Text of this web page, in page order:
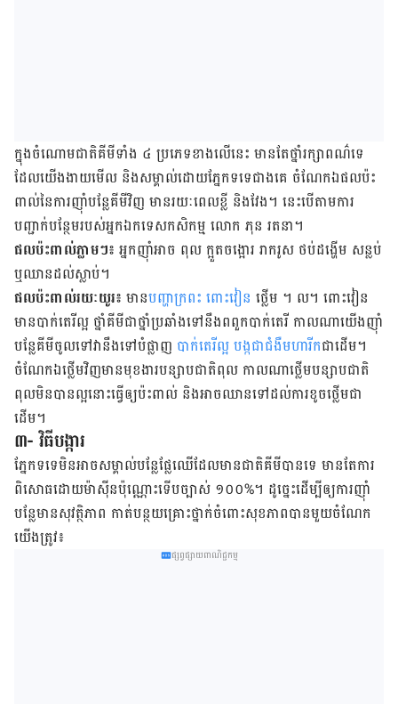
ក្នុង​ចំណោម​ជាតិ​គីមី​ទាំង ៤ ប្រភេទ​ខាង​លើ​នេះ មាន​តែ​ថ្នាំ​រក្សា​ពណ៌​ទេ
ដែល​យើង​ងាយ​មើល និង​សម្គាល់​ដោយ​ភ្នែក​ទទេ​ជាង​គេ ចំណែក​ឯ​ផល​ប៉ះ
ពាល់​នៃ​ការ​ញ៉ាំ​បន្លែ​គីមីវិញ មាន​រយៈពេល​ខ្លី និង​វែង។ នេះ​បើ​តាម​ការ​
បញ្ជាក់​បន្ថែម​របស់​អ្នក​ឯកទេស​កសិកម្ម លោក ភុន រតនា។
ផល​ប៉ះពាល់​ភ្លាមៗ៖ អ្នក​ញ៉ាំអាច ពុល ក្អួតចង្អោរ រាករូស ថប់ដង្ហើម សន្លប់
ឬ​ឈាន​ដល់​ស្លាប់។
ផល​ប៉ះពាល់​រយៈយូរ៖ មាន​បញ្ហា​ក្រពះ ពោះវៀន ថ្លើម ។ ល។ ពោះវៀន​
មាន​បាក់​តេរី​ល្អ ថ្នាំ​គីមី​ជា​ថ្នាំ​ប្រឆាំង​ទៅ​នឹង​ពពួក​បាក់​តេរី កាលណា​យើង​ញ៉ាំ​
បន្លែ​គីមី​ចូល​ទៅវានឹងទៅបំផ្លាញ បាក់តេរី​ល្អ​បង្ក​ជា​ជំងឺ​មហារីក​ជាដើម។
ចំណែក​ឯ​ថ្លើម​វិញ​មាន​មុខងារ​បន្សាប​ជាតិពុល កាលណាថ្លើម​បន្សាប​ជាតិ​
ពុល​មិនបានល្អនោះធ្វើឲ្យប៉ះពាល់ និង​អាច​ឈាន​ទៅ​ដល់​ការ​ខូចថ្លើម​ជា​
ដើម។
៣- វិធីបង្ការ
ភ្នែក​ទទេ​មិន​អាច​សម្គាល់​បន្លែ​ផ្លែឈើ​ដែល​មាន​ជាតិ​គីមី​បាន​ទេ មាន​តែ​ការ​
ពិសោធ​ដោយ​ម៉ាស៊ីន​ប៉ុណ្ណោះ​ទើប​ច្បាស់ ១០០%។ ដូច្នេះ​ដើម្បី​ឲ្យ​ការ​ញ៉ាំ​
បន្លែ​មាន​សុវត្ថិភាព កាត់​បន្ថយ​គ្រោះថ្នាក់​ចំពោះ​សុខភាព​បាន​មួយ​ចំណែក
យើងត្រូវ៖
ផ្សព្វផ្សាយពាណិជ្ជកម្ម